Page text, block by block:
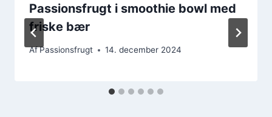
Passionsfrugt i smoothie bowl med
friske bær
AfPassionsfrugt 14. december 2024